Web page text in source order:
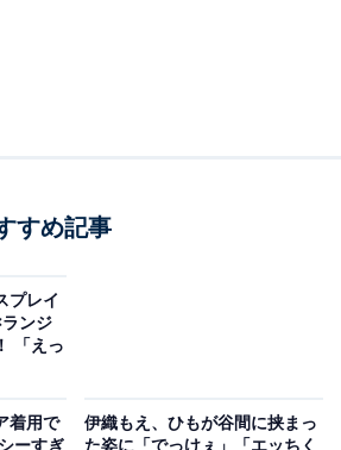
すめ記事
プレイ
ンジ
「えっ
着用で
ーすぎ
伊織もえ、ひもが谷間に挟まっ
た姿に「でっけぇ」「エッちく